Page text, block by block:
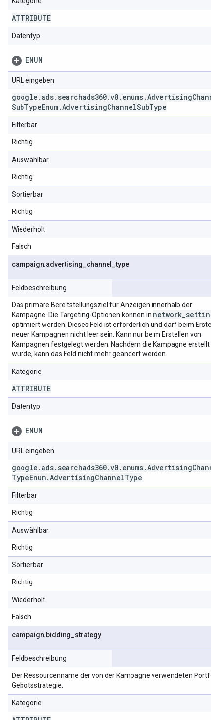
ATTRIBUTE
Datentyp
ENUM
URL eingeben
google .ads. searchads360.v0. enums.Advertising
SubTypeEnum.AdvertisingChannelSubType
Filterbar
Richtig
Auswählbar
Richtig
Sortierbar
Richtig
Wiederholt
Falsch
campaign.advertising channel _type
Feldbeschreibung
Das primäre Bereitstellungsziel für Anzeigen innerhalb der
Kampagne. Die Targeting-Optionen können in network settings
optimiert werden. Dieses Feld ist erforderlich und darf beim
neuer Kampagnen nicht leer sein. Kann nur beim Erstellen von
Kampagnen festgelegt werden. Nachdem die Kampagne erstellt
wurde, kann das Feld nicht mehr geändert werden.
Kategorie
ATTRIBUTE
Datentyp
ENUM
URL eingeben
google .ads. searchads360.v0. enums.Advertising
TypeEnum.AdvertisingChannelType
Filterbar
Richtig
Auswählbar
Richtig
Sortierbar
Richtig
Wiederholt
Falsch
campaign.bidding strategy
Feldbeschreibung
Der Ressourcenname der von der Kampagne verwendeten
Gebotsstrategie.
Kategorie